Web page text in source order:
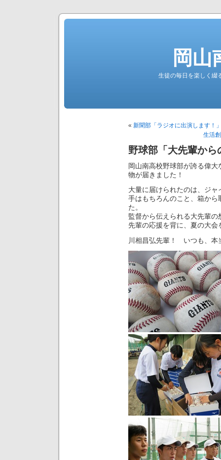
岡山
生徒の毎日を楽しく綴
« 新聞部「ラジオに出演します！
生活
野球部「大先輩から
岡山南高校野球部が誇る偉
物が届きました！
大量に届けられたのは、ジ
手はもちろんのこと、箱か
た。
監督から伝えられる大先輩
先輩の応援を背に、夏の大
川相昌弘先輩！ いつも、本